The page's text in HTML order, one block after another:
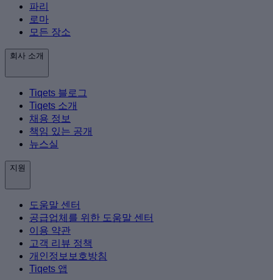
파리
로마
모든 장소
회사 소개
Tiqets 블로그
Tiqets 소개
채용 정보
책임 있는 공개
뉴스실
지원
도움말 센터
공급업체를 위한 도움말 센터
이용 약관
고객 리뷰 정책
개인정보보호방침
Tiqets 앱